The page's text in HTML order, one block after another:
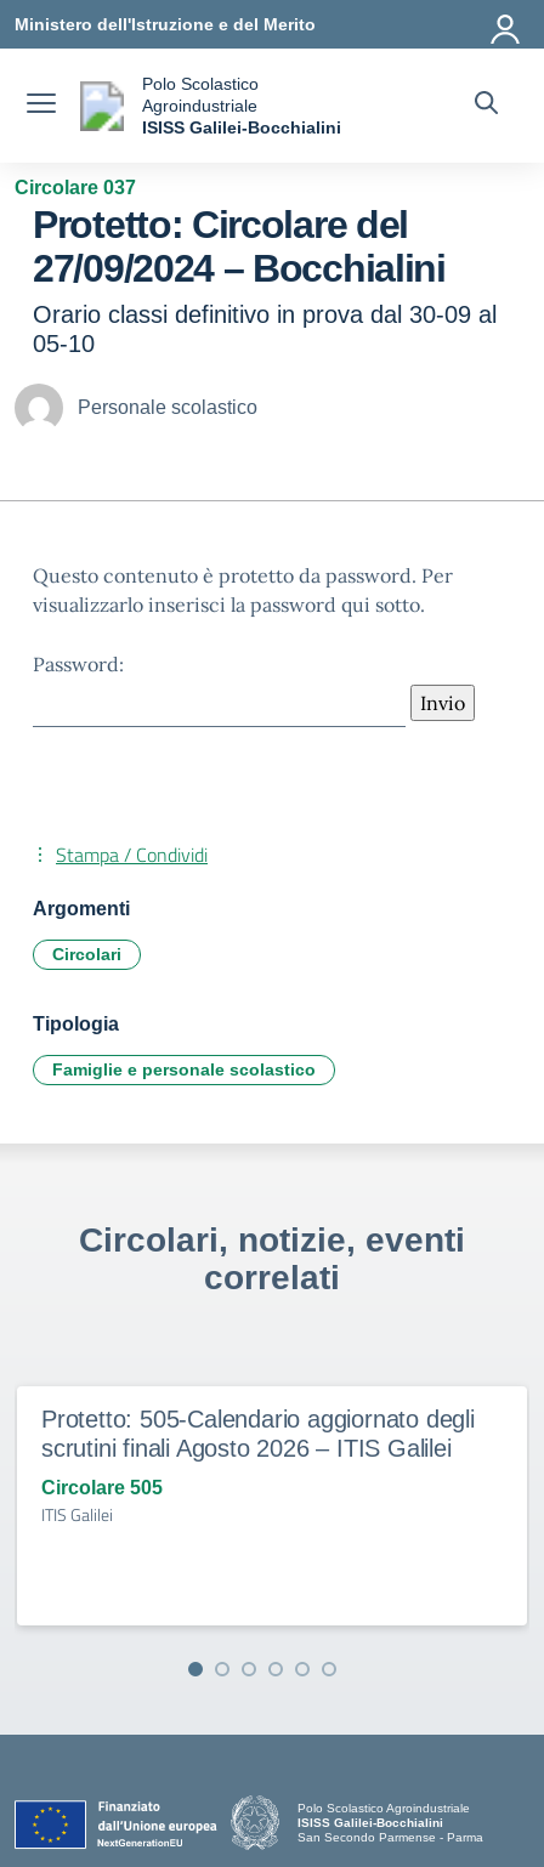
Vai ai contenuti
Vai al menu di navigazione
Vai al footer
Ministero dell'Istruzione e del Merito
Polo Scolastico
Agroindustriale
ISISS Galilei-Bocchialini
Circolare 037
Protetto: Circolare del
27/09/2024 – Bocchialini
Orario classi definitivo in prova dal 30-09 al
05-10
Personale scolastico
Questo contenuto è protetto da password. Per
visualizzarlo inserisci la password qui sotto.
Password:
Stampa / Condividi
Argomenti
Circolari
Tipologia
Famiglie e personale scolastico
Circolari, notizie, eventi
correlati
Protetto: 505-Calendario aggiornato degli
scrutini finali Agosto 2026 – ITIS Galilei
Circolare 505
ITIS Galilei
Polo Scolastico Agroindustriale
ISISS Galilei-Bocchialini
San Secondo Parmense - Parma